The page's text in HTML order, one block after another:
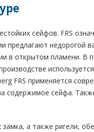
сейфов. FRS
предлагают недорогой
в открытом пламени. В
FRS применяется
содержимое сейфа.
а также ригели,